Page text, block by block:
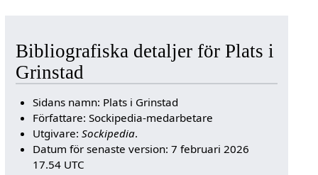
Bibliografiska detaljer för Plats i
Grinstad
Sidans namn: Plats i Grinstad
Författare: Sockipedia-medarbetare
Utgivare:Sockipedia.
Datum för senaste version: 7 februari 2026
17.54 UTC